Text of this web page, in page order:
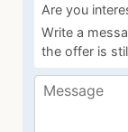
Are you
Write a
the offer is